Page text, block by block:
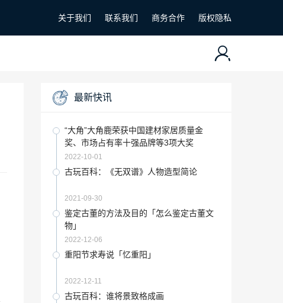
关于我们 联系我们 商务合作 版权隐私
最新快讯
“大角”大角鹿荣获中国建材家居质量金
奖、市场占有率十强品牌等3项大奖
2022-10-01
古玩百科：《无双谱》人物造型简论
2021-09-30
鉴定古董的方法及目的「怎么鉴定古董文
物」
2022-12-06
重阳节求寿说「忆重阳」
2022-12-11
古玩百科：谁将景致格成画